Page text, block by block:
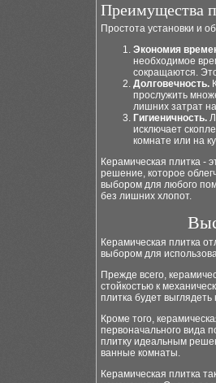
Преимущества
Простота установки и
Экономия
необходимое
сокращаются.
Долговечность.
прослужить
лишних затрат
Гигиеничность.
исключает
комнате или на
Керамическая плитка -
решение, которое
выбором для любого
без лишних хлопот.
Керамическая плитка
выбором для
Прежде всего,
стойкостью к
плитка будет
Кроме того,
первоначального вида
плитку идеальным
ванные комнаты.
Керамическая плитка